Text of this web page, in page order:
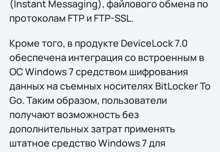
(Instant Messaging), файлового обмена по
протоколам FTP и FTP-SSL.
Кроме того, в продукте DeviceLock 7.0
обеспечена интеграция со встроенным в
ОС Windows 7 средством шифрования
данных на съемных носителях BitLocker To
Go. Таким образом, пользователи
получают возможность без
дополнительных затрат применять
штатное средство Windows 7 для